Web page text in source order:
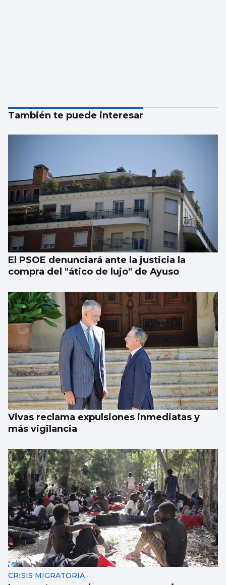
También te puede interesar
El PSOE denunciará ante la justicia la
compra del "ático de lujo" de Ayuso
Vivas reclama expulsiones inmediatas y
más vigilancia
CRISIS MIGRATORIA